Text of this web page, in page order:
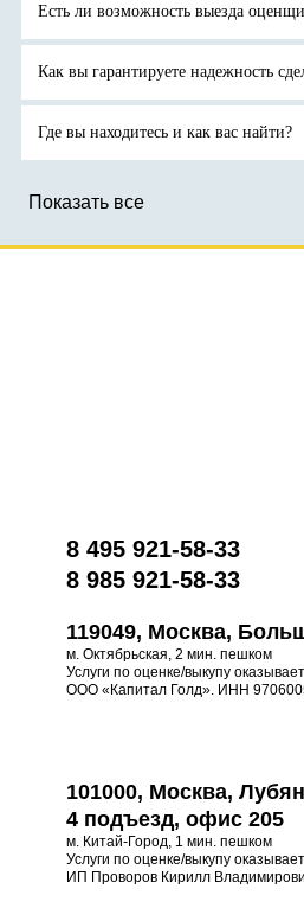
золото
новых
фоне
Есть ли возможность выезда
Как вы гарантируете надежность
Где вы находитесь и как вас найти?
Показать все
8 495 921-58-33
8 985 921-58-33
119049, Москва,
м. Октябрьская, 2 мин. пешком
Услуги по оценке/выкупу оказывает
ООО «Капитал Голд». ИНН
101000, Москва,
4 подъезд, офис 205
м. Китай-Город, 1 мин. пешком
Услуги по оценке/выкупу оказывает
ИП Проворов Кирилл